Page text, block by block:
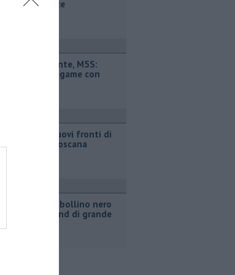
Etambiente
Retiambiente, M5S:
"Nessun legame con
Incendi, nuovi fronti di
fuoco in Toscana
Strade da bollino nero
nel weekend di grande